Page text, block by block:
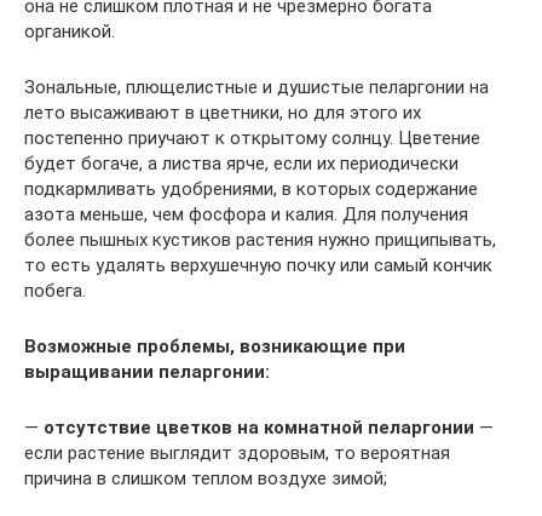
она не слишком плотная и не чрезмерно богата
органикой.
Зональные, плющелистные и душистые пеларгонии на
лето высаживают в цветники, но для этого их
постепенно приучают к открытому солнцу. Цветение
будет богаче, а листва ярче, если их периодически
подкармливать удобрениями, в которых содержание
азота меньше, чем фосфора и калия. Для получения
более пышных кустиков растения нужно прищипывать,
то есть удалять верхушечную почку или самый кончик
побега.
Возможные проблемы, возникающие при
выращивании пеларгонии:
— отсутствие цветков на комнатной пеларгонии —
если растение выглядит здоровым, то вероятная
причина в слишком теплом воздухе зимой;